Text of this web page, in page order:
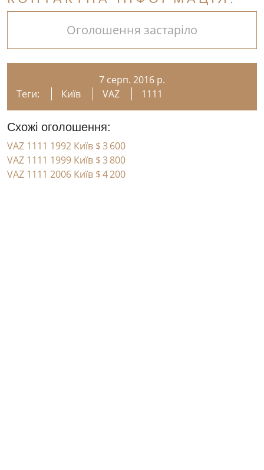
Оголошення застаріло
7 серп. 2016 р.
Теги:
Київ VAZ 1111
Схожі оголошення:
VAZ 1111 1992 Київ $ 3 600
VAZ 1111 1999 Київ $ 3 800
VAZ 1111 2006 Київ $ 4 200